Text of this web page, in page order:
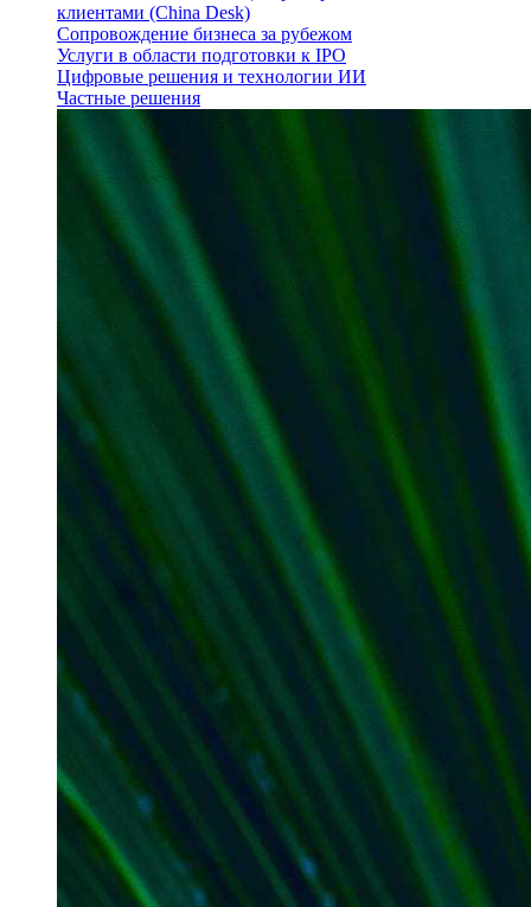
клиентами (China Desk)
Сопровождение бизнеса за рубежом
Услуги в области подготовки к IPO
Цифровые решения и технологии ИИ
Частные решения